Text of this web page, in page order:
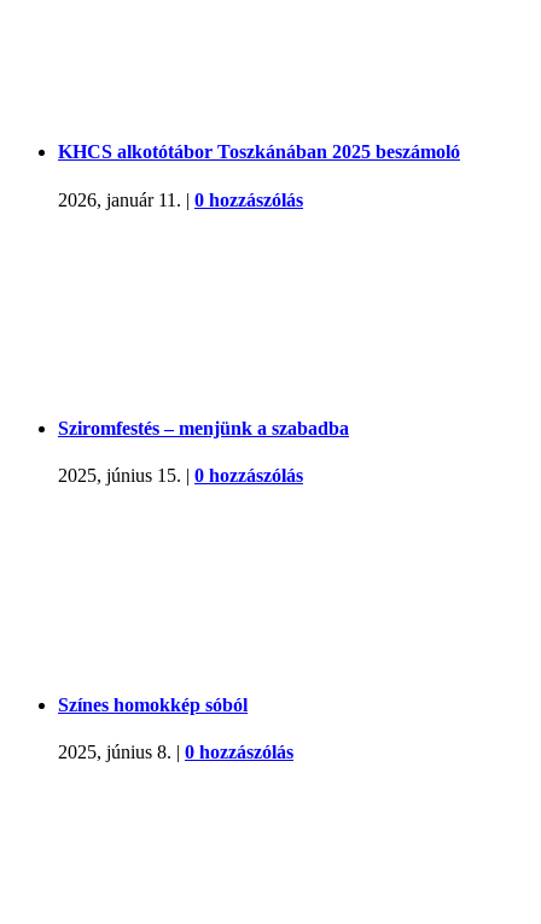
KHCS alkotótábor Toszkánában 2025 beszámoló
2026, január 11. | 0 hozzászólás
Sziromfestés – menjünk a szabadba
2025, június 15. | 0 hozzászólás
Színes homokkép sóból
2025, június 8. | 0 hozzászólás